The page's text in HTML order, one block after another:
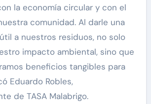
la economía circular y con el
comunidad. Al darle una
a nuestros residuos, no solo
impacto ambiental, sino que
beneficios tangibles para
Eduardo Robles,
de TASA Malabrigo.